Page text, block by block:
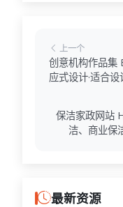
上一个
创意机构作品
应式设计·适合
保洁家政网站
洁、商业保
最新资源